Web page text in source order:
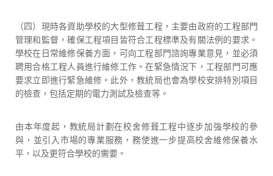
（四）現時各資助學校的大型修葺工程，主要由政府的工程部門
管理和監督，確保工程項目皆符合工程標準及有關法例的要求。
學校在日常維修保養方面，可向工程部門諮詢專業意見，並必須
聘用合格工程人員進行維修工作。在緊急情況下，工程部門可應
要求立即進行緊急維修。此外，教統局也會為學校安排特別項目
的檢查，包括定期的電力測試及檢查等。
由本年度起，教統局計劃在校舍修葺工程中逐步加強學校的參
與，並引入市場的專業服務，務使進一步提高校舍維修保養水
平，以及更符合學校的需要。